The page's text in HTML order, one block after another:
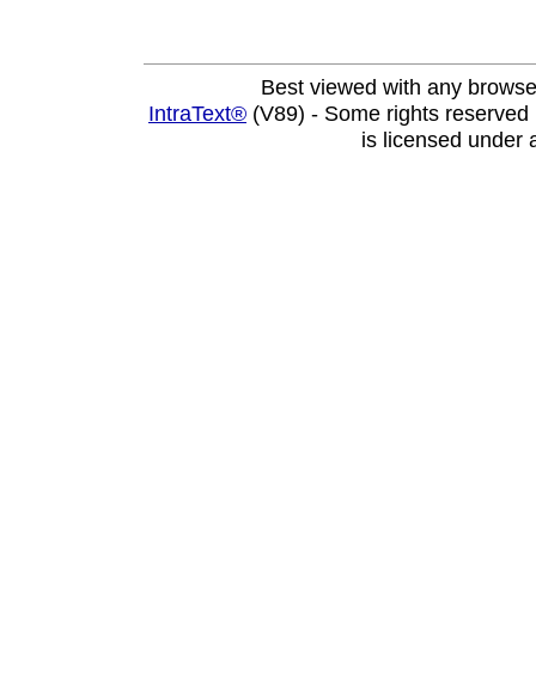
Best viewed with any
IntraText® (V89) - Some rights
is licensed under